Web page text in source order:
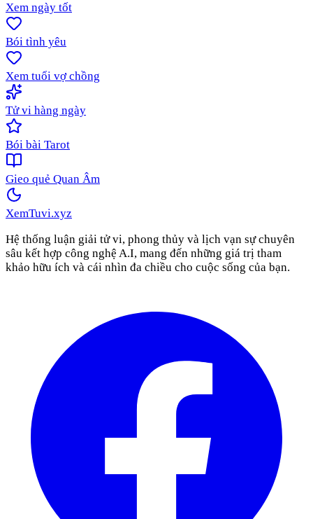
Xem ngày tốt
Bói tình yêu
Xem tuổi vợ chồng
Tử vi hàng ngày
Bói bài Tarot
Gieo quẻ Quan Âm
XemTuvi.xyz
Hệ thống luận giải tử vi, phong thủy và lịch vạn sự chuyên
sâu kết hợp công nghệ A.I, mang đến những giá trị tham
khảo hữu ích và cái nhìn đa chiều cho cuộc sống của bạn.